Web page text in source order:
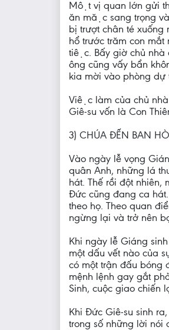
Một vị quan lớn gửi
ăn mặc sang trọng
bị trượt chân té
hổ trước trăm con
tiệc. Bấy giờ chủ nhà
ông cũng vấy bẩn
kia mời vào phòng
Việc làm của chủ
Giê-su vốn là Con
3) CHÚA ĐẾN BAN
Vào ngày lễ vọng
quân Anh, những lá
hát. Thế rồi đột
Đức cũng đang ca
theo họ. Theo quan
ngừng lại và trở nên
Khi ngày lễ Giáng
một dấu vết nào của
có một trận đấu bóng
mệnh lệnh gay gắt
Sinh, cuộc giao chiến
Khi Đức Giê-su sinh
trong số những lời nói